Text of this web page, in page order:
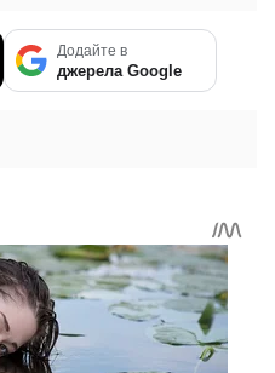
Додайте в
джерела Google